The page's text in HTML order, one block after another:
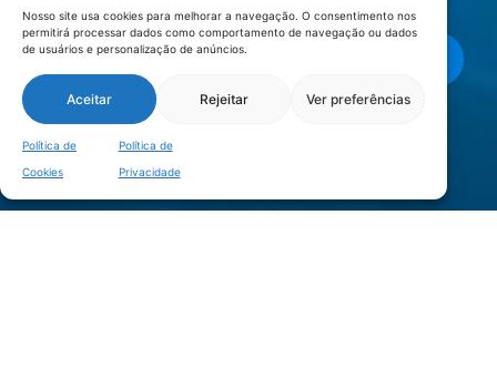
Nosso site usa cookies para melhorar a navegação. O consentimento nos
permitirá processar dados como comportamento de navegação ou dados
de usuários e personalização de anúncios.
Aceitar Rejeitar Ver preferências
Política de
Cookies
Política de
Privacidade
Privacidade.
LOCALIZAÇÃO